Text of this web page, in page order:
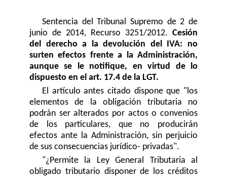
Sentencia del Tribunal Supremo de 2 de
junio de 2014, Recurso 3251/2012. Cesión
del derecho a la devolución del IVA: no
surten efectos frente a la Administración,
aunque se le notifique, en virtud de lo
dispuesto en el art. 17.4 de la LGT.
El artículo antes citado dispone que "los
elementos de la obligación tributaria no
podrán ser alterados por actos o convenios
de los particulares, que no producirán
efectos ante la Administración, sin perjuicio
de sus consecuencias jurídico- privadas".
"¿Permite la Ley General Tributaria al
obligado tributario disponer de los créditos